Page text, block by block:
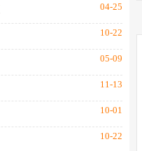
04-25
10-22
05-09
11-13
10-01
10-22